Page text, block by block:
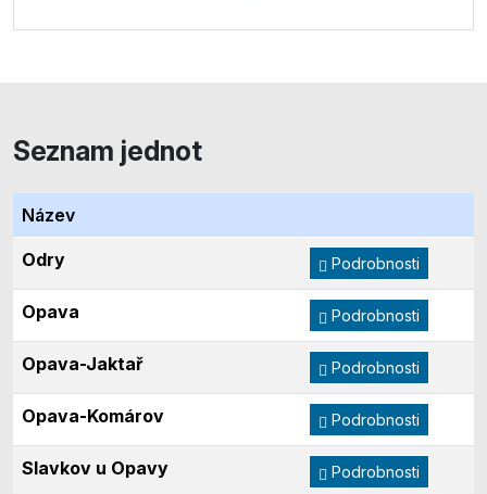
Seznam jednot
Název
Odry Podrobnosti
Opava Podrobnosti
Opava-Jaktař Podrobnosti
Opava-Komárov Podrobnosti
Slavkov u Opavy Podrobnosti